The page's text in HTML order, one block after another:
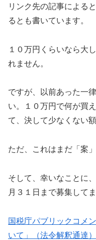
リンク先の記事による
るとも書いています。
１０万円くらいなら大
れません。
ですが、以前あった一
い。１０万円で何が買
て、決して少なくない
ただ、これはまだ「案
そして、幸いなことに
月３１日まで募集してま
国税庁パブリックコメ
いて」（法令解釈通達